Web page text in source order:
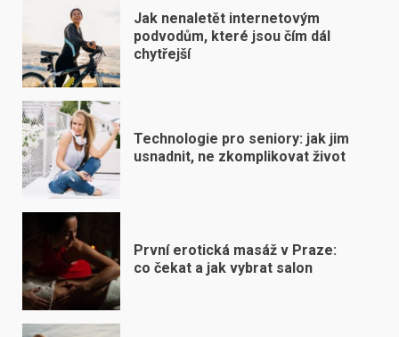
Jak nenaletět internetovým
podvodům, které jsou čím dál
chytřejší
Technologie pro seniory: jak jim
usnadnit, ne zkomplikovat život
První erotická masáž v Praze:
co čekat a jak vybrat salon